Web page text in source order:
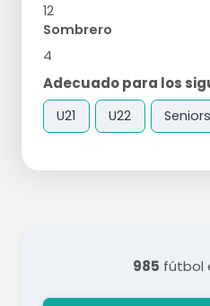
12
Sombrero
4
Adecuado para los
U21 U22 Seniors
985 fútbol